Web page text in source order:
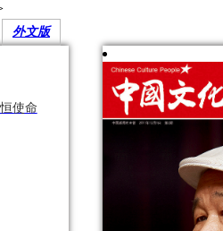
外文版
使命